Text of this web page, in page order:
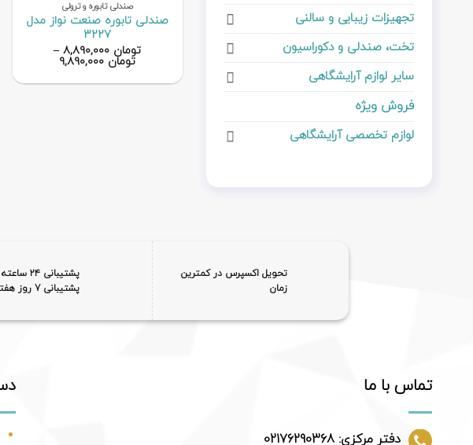
تجهیزات زیبایی و سالنی
تخت، صندلی و دکوراسیون
سایر لوازم آرایشگاهی
فروش ویژه
لوازم تخصصی آرایشگاهی
صندلی تابوره و ترولی
صندلی تابوره صنعت نواز مدل
3227
تومان
–
تومان
تحویل اکسپرس در کمترین
زمان
پشتیبانی ۲۴ ساعته
پشتیبانی 7 روز هفته
تماس با ما
دفتر مرکزی: 02176290368